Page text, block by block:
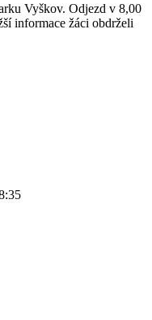
Vyškov. Odjezd v 8,00
informace žáci obdrželi